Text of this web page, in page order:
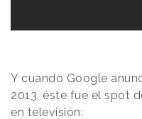
Y cuando Google
2013, éste fue el spot
en televisión: